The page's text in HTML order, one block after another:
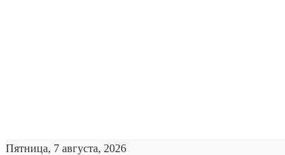
Пятница, 7 августа, 2026